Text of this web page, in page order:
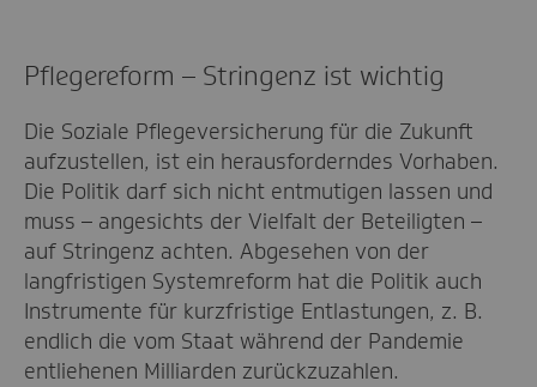
Pflegereform – Stringenz ist wichtig
Die Soziale Pflegeversicherung für die Zukunft
aufzustellen, ist ein herausforderndes Vorhaben.
Die Politik darf sich nicht entmutigen lassen und
muss – angesichts der Vielfalt der Beteiligten –
auf Stringenz achten. Abgesehen von der
langfristigen Systemreform hat die Politik auch
Instrumente für kurzfristige Entlastungen, z. B.
endlich die vom Staat während der Pandemie
entliehenen Milliarden zurückzuzahlen.